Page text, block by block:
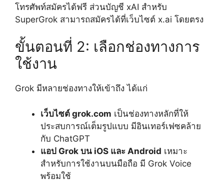
โทรศัพท์สมัครได้ฟรี ส่วนบัญชี xAI สำหรับ
SuperGrok สามารถสมัครได้ที่เว็บไซต์ x.ai โดยตรง
ขั้นตอนที่ 2: เลือกช่องทางการ
ใช้งาน
Grok มีหลายช่องทางให้เข้าถึง ได้แก่
เว็บไซต์ grok.com เป็นช่องทางหลักที่ให้
ประสบการณ์เต็มรูปแบบ มีอินเทอร์เฟซคล้าย
กับ ChatGPT
แอป Grok บน iOS และ Android เหมาะ
สำหรับการใช้งานบนมือถือ มี Grok Voice
พร้อมใช้